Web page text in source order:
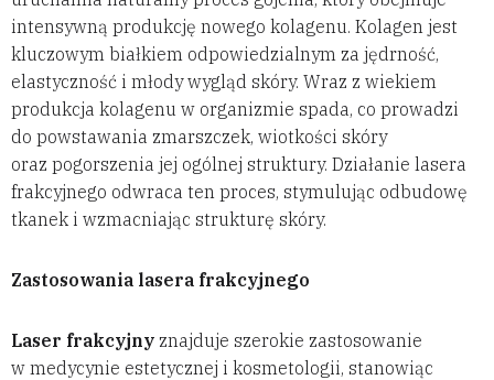
intensywną produkcję nowego kolagenu. Kolagen jest
kluczowym białkiem odpowiedzialnym za jędrność,
elastyczność i młody wygląd skóry. Wraz z wiekiem
produkcja kolagenu w organizmie spada, co prowadzi
do powstawania zmarszczek, wiotkości skóry
oraz pogorszenia jej ogólnej struktury. Działanie lasera
frakcyjnego odwraca ten proces, stymulując odbudowę
tkanek i wzmacniając strukturę skóry.
Zastosowania lasera frakcyjnego
Laser frakcyjny znajduje szerokie zastosowanie
w medycynie estetycznej i kosmetologii, stanowiąc